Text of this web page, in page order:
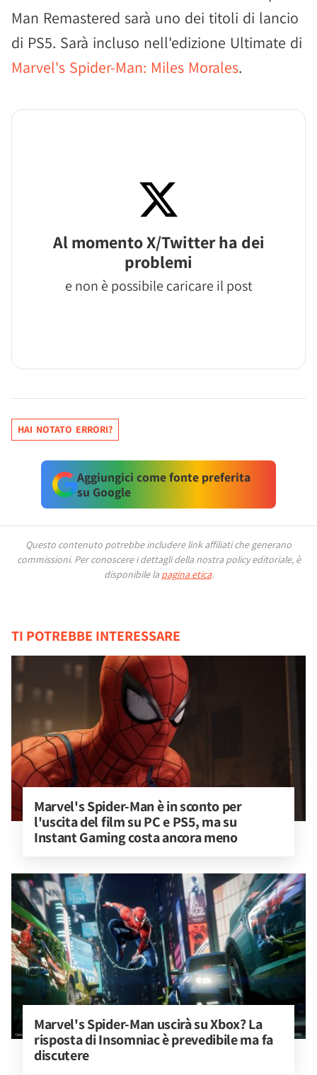
Man Remastered sarà uno dei titoli di lancio
di PS5. Sarà incluso nell'edizione Ultimate di
Marvel's Spider-Man: Miles Morales.
Al momento X/Twitter ha dei
problemi
e non è possibile caricare il post
HAI NOTATO ERRORI?
Aggiungici come fonte preferita
su Google
Questo contenuto potrebbe includere link affiliati che generano
commissioni. Per conoscere i dettagli della nostra policy editoriale, è
disponibile la pagina etica.
TI POTREBBE INTERESSARE
Marvel's Spider-Man è in sconto per
l'uscita del film su PC e PS5, ma su
Instant Gaming costa ancora meno
Marvel's Spider-Man uscirà su Xbox? La
risposta di Insomniac è prevedibile ma fa
discutere